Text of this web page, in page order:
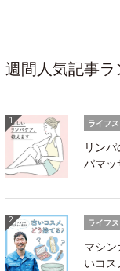
週間人気記事
ライフ
リン
パマッ
ライフ
マシ
いコ